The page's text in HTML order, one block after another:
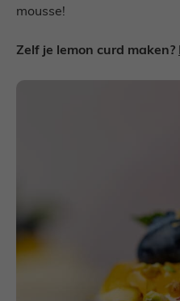
mousse!
Zelf je lemon curd maken?